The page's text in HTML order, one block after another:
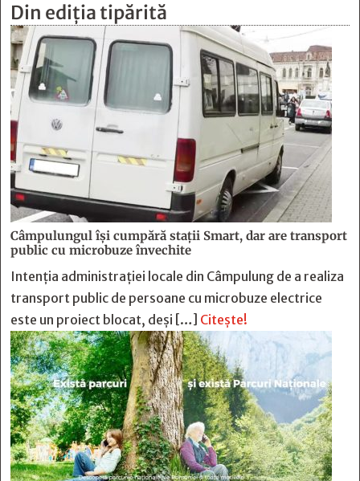
Din ediția tipărită
Câmpulungul îşi cumpără staţii Smart, dar are transport
public cu microbuze învechite
Intenția administrației locale din Câmpulung de a realiza
transport public de persoane cu microbuze electrice
este un proiect blocat, deși […] Citește!